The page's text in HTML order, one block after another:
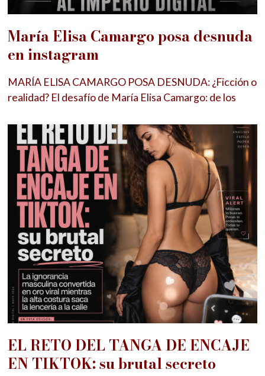
María Elisa Camargo posa desnuda
en instagram
MARÍA ELISA CAMARGO POSA DESNUDA: ¿Ficción o
realidad? El desafío de María Elisa Camargo: de los
EL RETO DEL TANGA DE ENCAJE
EN TIKTOK: su brutal secreto